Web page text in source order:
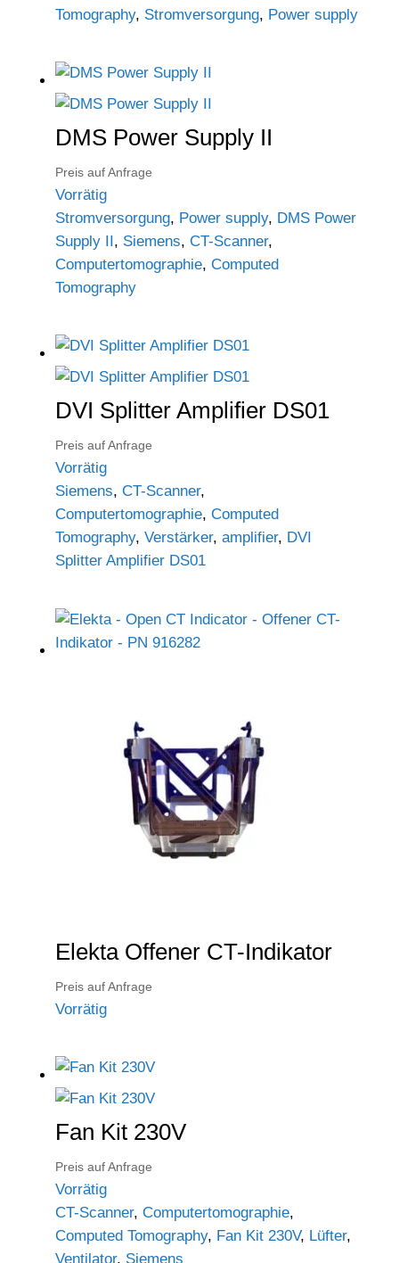
Tomography, Stromversorgung, Power supply
DMS Power Supply II
Preis auf Anfrage
Vorrätig
Stromversorgung, Power supply, DMS Power
Supply II, Siemens, CT-Scanner,
Computertomographie, Computed
Tomography
DVI Splitter Amplifier DS01
Preis auf Anfrage
Vorrätig
Siemens, CT-Scanner,
Computertomographie, Computed
Tomography, Verstärker, amplifier, DVI
Splitter Amplifier DS01
Elekta Offener CT-Indikator
Preis auf Anfrage
Vorrätig
Fan Kit 230V
Preis auf Anfrage
Vorrätig
CT-Scanner, Computertomographie,
Computed Tomography, Fan Kit 230V, Lüfter,
Ventilator, Siemens